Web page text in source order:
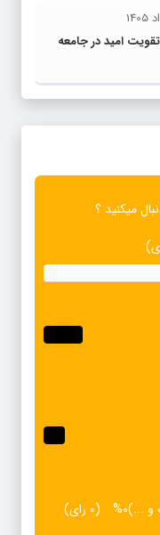
امید در جامعه
میکنید ؟
و ...)0% (0 رای)